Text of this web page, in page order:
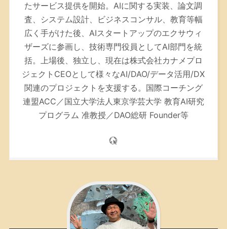
たサービス提供を開始。AIに関する実装、論文調
査、システム設計、ビジネスコンサル、教育等幅
広く手がけた後、AIスタートアップのエクサウィ
ザーズに参画し、技術専門役員としてAI部門を統
括。上場後、独立し、現在は株式会社カナメプロ
ジェクトCEOとして様々なAI/DAO/データ活用/DX
関連のプロジェクトを支援する。 国際コーチング
連盟ACC／国立大学法人東京学芸大学 教育AI研究
プログラム 准教授／DAO総研 Founder等